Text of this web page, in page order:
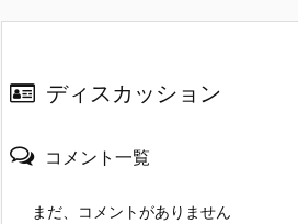
ディスカッション
コメント一覧
まだ、コメントがありません